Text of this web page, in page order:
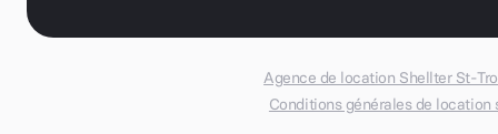
Agence de location Shellter St-
Conditions générales de location